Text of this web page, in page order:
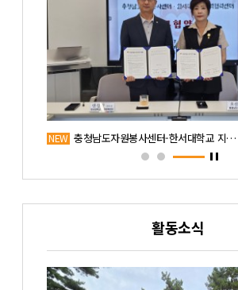
NEW 충청남도자원봉사센터-한서대학교 지역협력센터…
활동소식